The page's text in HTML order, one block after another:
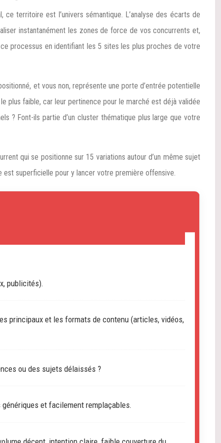
territoire est l’univers sémantique. L’analyse des écarts de
instantanément les zones de force de vos concurrents et,
processus en identifiant les 5 sites les plus proches de votre
et vous non, représente une porte d’entrée potentielle
plus faible, car leur pertinence pour le marché est déjà validée
? Font-ils partie d’un cluster thématique plus large que votre
qui se positionne sur 15 variations autour d’un même sujet
est superficielle pour y lancer votre première offensive.
publicités).
principaux et les formats de contenu (articles, vidéos,
ou des sujets délaissés ?
et facilement remplaçables.